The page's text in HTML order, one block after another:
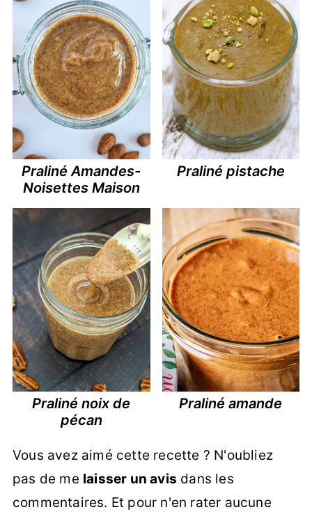
Praliné Amandes-
Noisettes Maison
Praliné pistache
Praliné noix de
pécan
Praliné amande
Vous avez aimé cette recette ? N'oubliez
pas de me laisser un avis dans les
commentaires. Et pour n'en rater aucune